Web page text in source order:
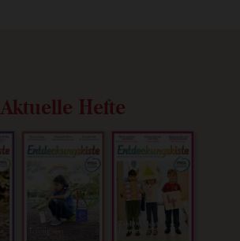
Aktuelle Hefte